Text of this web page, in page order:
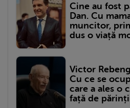
Cine au fost
Dan. Cu
muncitor,
dus o viață
Victor
Cu ce se
care a ales o
față de